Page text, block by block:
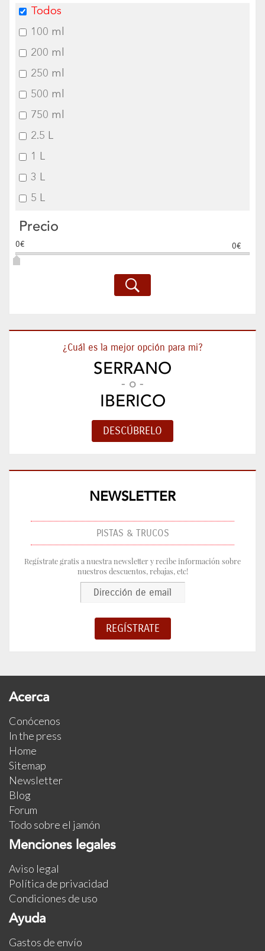
Todos
100 ml
200 ml
250 ml
500 ml
750 ml
2.5 L
1 L
3 L
5 L
Precio
0€ 0€
¿Cuál es la mejor opción para mi?
SERRANO
- o -
IBERICO
NEWSLETTER
PISTAS & TRUCOS
Regístrate gratis a nuestra newsletter y recibe información sobre
nuestros descuentos, rebajas, etc!
Acerca
Conócenos
In the press
Home
Sitemap
Newsletter
Blog
Forum
Todo sobre el jamón
Menciones legales
Aviso legal
Política de privacidad
Condiciones de uso
Ayuda
Gastos de envío